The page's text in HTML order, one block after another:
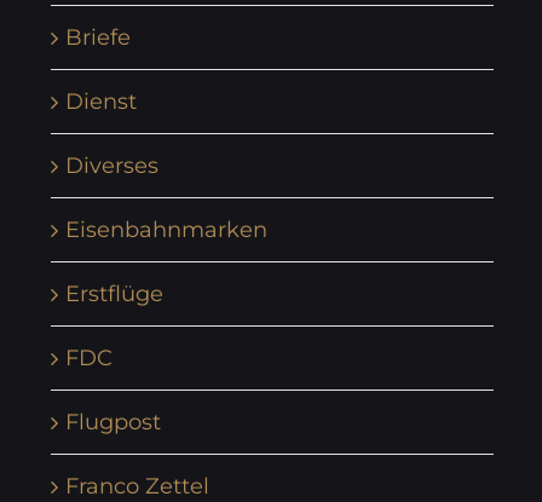
Briefe
Dienst
Diverses
Eisenbahnmarken
Erstflüge
FDC
Flugpost
Franco Zettel